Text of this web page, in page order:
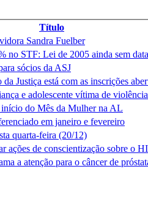
Título
Sandra Fuelber
no STF: Lei de 2005 ainda sem
sócios da ASJ
Justiça está com as inscrições
e adolescente vítima de
início do Mês da Mulher na AL
em janeiro e fevereiro
quarta-feira (20/12)
ações de conscientização sobre o
a atenção para o câncer de